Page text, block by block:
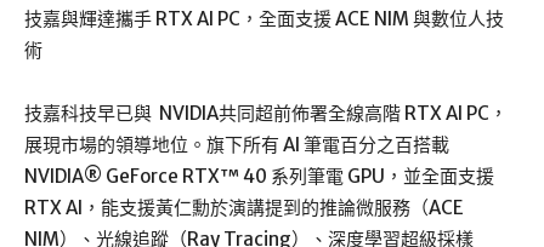
技嘉與輝達攜手 RTX AI PC，全面支援 ACE NIM 與數位人技
術
技嘉科技早已與 NVIDIA共同超前佈署全線高階 RTX AI PC，
展現市場的領導地位。旗下所有 AI 筆電百分之百搭載
NVIDIA® GeForce RTX™ 40 系列筆電 GPU，並全面支援
RTX AI，能支援黃仁勳於演講提到的推論微服務（ACE
NIM）、光線追蹤（Ray Tracing）、深度學習超級採樣